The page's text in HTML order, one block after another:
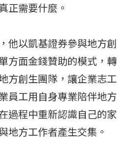
正需要什麼。
他以凱基證券參與地方創
方面金錢贊助的模式，轉
方創生團隊，讓企業志工
員工用自身專業陪伴地方
過程中重新認識自己的家
地方工作者產生交集。